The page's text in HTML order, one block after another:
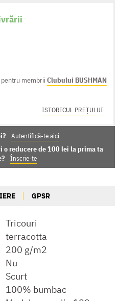
membrii Clubului BUSHMAN
ISTORICUL PREȚULUI
Autentifică-te aici
o reducere de 100 lei la prima ta
Înscrie-te
GPSR
Tricouri
terracotta
200 g/m2
Nu
Scurt
100% bumbac